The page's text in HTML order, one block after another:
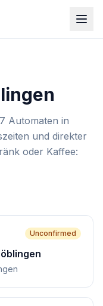
Automaten in
und direkter
oder Kaffee:
Unconfirmed